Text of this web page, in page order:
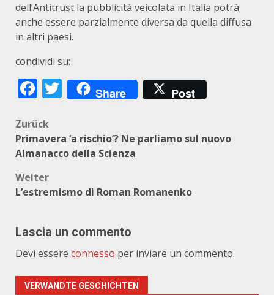
dell’Antitrust la pubblicità veicolata in Italia potrà
anche essere parzialmente diversa da quella diffusa
in altri paesi.
condividi su:
Facebook
Twitter
Share Post
Beitragsnavigation
Zurück
Primavera ‘a rischio’? Ne parliamo sul nuovo
Almanacco della Scienza
Weiter
L’estremismo di Roman Romanenko
Lascia un commento
Devi essere connesso per inviare un commento.
VERWANDTE GESCHICHTEN